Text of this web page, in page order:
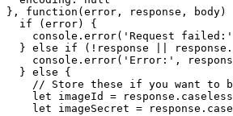
}, function(error, response, body)
  if (error) {
console.error('Request
} else if (!response ||
console.error('Error:',
  } else {
// Store these if you want to
let imageId =
let imageSecret =